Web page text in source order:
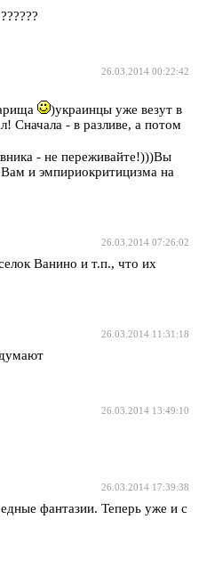
26.03.2014 00:22:42
)украинцы уже везут в
Сначала - в разливе, а потом
- не переживайте!)))Вы
и эмпириокритицизма на
26.03.2014 07:26:02
Ванино и т.п., что их
26.03.2014 11:31:18
26.03.2014 13:49:10
26.03.2014 17:39:38
фантазии. Теперь уже и с